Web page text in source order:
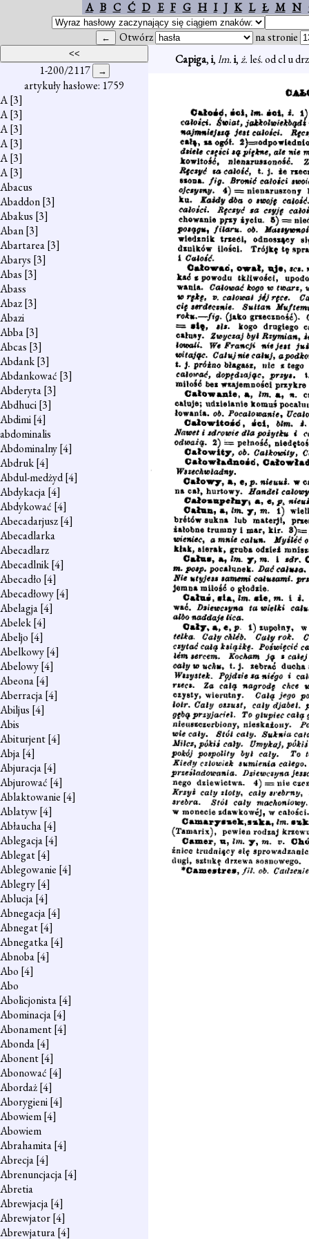
A B C Ć D E F G H I J K L Ł M N
Otwórz na stronie
1-200/2117
artykuły hasłowe: 1759
A[3]
A[3]
A[3]
A[3]
A[3]
A[3]
Abacus
Abaddon[3]
Abakus [3]
Aban[3]
Abartarea[3]
Abarys [3]
Abas [3]
Abass
Abaz[3]
Abazi
Abba[3]
Abcas [3]
Abdank[3]
Abdankować [3]
Abderyta[3]
Abdhuci[3]
Abdimi[4]
abdominalis
Abdominalny[4]
Abdruk[4]
Abdul-medżyd[4]
Abdykacja[4]
Abdykować [4]
Abecadarjusz[4]
Abecadlarka
Abecadlarz
Abecadlnik[4]
Abecadło [4]
Abecadłowy[4]
Abelagja[4]
Abelek[4]
Abeljo [4]
Abelkowy[4]
Abelowy[4]
Abeona[4]
Aberracja[4]
Abiljus [4]
Abis
Abiturjent[4]
Abja[4]
Abjuracja[4]
Abjurować [4]
Ablaktowanie [4]
Ablatyw[4]
Abłaucha[4]
Ablegacja[4]
Ablegat[4]
Ablegowanie [4]
Ablegry[4]
Ablucja[4]
Abnegacja[4]
Abnegat[4]
Abnegatka[4]
Abnoba[4]
Abo [4]
Abo
Abolicjonista[4]
Abominacja[4]
Abonament[4]
Abonda[4]
Abonent[4]
Abonować [4]
Abordaż[4]
Aborygieni[4]
Abowiem[4]
Abowiem
Abrahamita[4]
Abrecja[4]
Abrenuncjacja[4]
Abretia
Abrewjacja[4]
Abrewjator[4]
Abrewjatura[4]
Capiga,i,lm.i,ż. leś. od cl u